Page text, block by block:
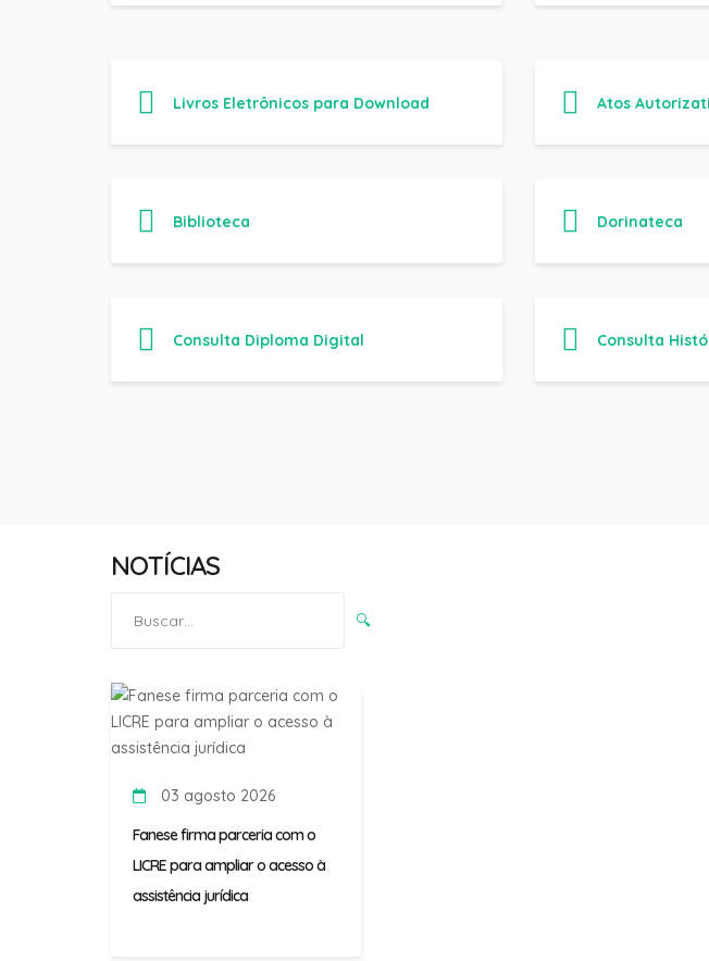
Livros Eletrônicos para Download Atos
Biblioteca Dorinateca
Consulta Diploma Digital Consulta
NOTÍCIAS
por:
🔍
03 agosto 2026
Fanese firma parceria com o
LICRE para ampliar o acesso à
assistência jurídica